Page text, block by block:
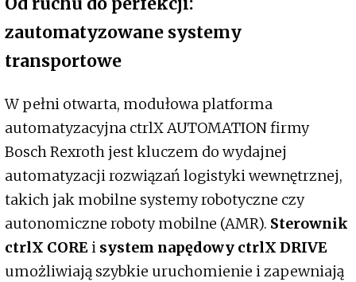
zautomatyzowane systemy
transportowe
W pełni otwarta, modułowa platforma
automatyzacyjna ctrlX AUTOMATION firmy
Bosch Rexroth jest kluczem do wydajnej
automatyzacji rozwiązań logistyki wewnętrznej,
takich jak mobilne systemy robotyczne czy
autonomiczne roboty mobilne (AMR). Sterownik
ctrlX COREi system napędowy ctrlX DRIVE
umożliwiają szybkie uruchomienie i zapewniają